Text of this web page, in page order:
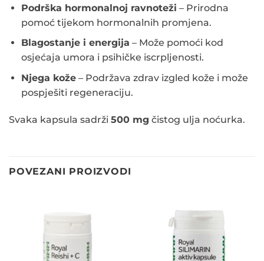
Podrška hormonalnoj ravnoteži – Prirodna
pomoć tijekom hormonalnih promjena.
Blagostanje i energija – Može pomoći kod
osjećaja umora i psihičke iscrpljenosti.
Njega kože– Podržava zdrav izgled kože i može
pospješiti regeneraciju.
Svaka kapsula sadrži 500 mg čistog ulja noćurka.
POVEZANI PROIZVODI